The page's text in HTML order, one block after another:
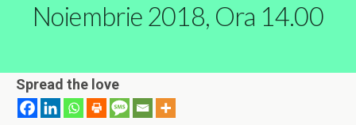
Noiembrie 2018, Ora 14.00
Spread the love